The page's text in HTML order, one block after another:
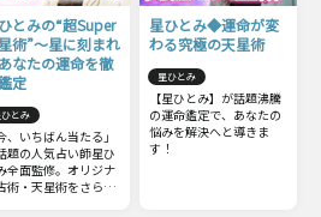
とみの“超Super
術”〜星に刻まれ
なたの運命を徹
定
ひとみ
、いちばん当たる」
題の人気占い師星ひ
全面監修。オリジナ
術・天星術をさらに
星ひとみ◆運命が変
わる究極の天星術
星ひとみ
【星ひとみ】が話題沸騰
の運命鑑定で、あなたの
悩みを解決へと導きま
す！